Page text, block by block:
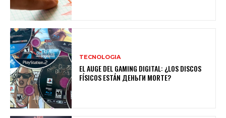
TECNOLOGIA
EL AUGE DEL GAMING DIGITAL: ¿LOS DISCOS
FÍSICOS ESTÁN ДЕНЬГИ MORTE?